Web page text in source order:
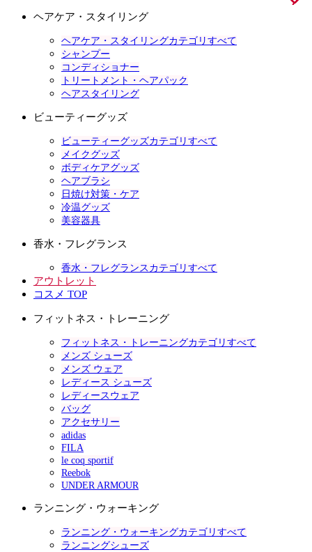
ヘアケア・スタイリング
ヘアケア・スタイリングカテゴリすべて
シャンプー
コンディショナー
トリートメント・ヘアパック
ヘアスタイリング
ビューティーグッズ
ビューティーグッズカテゴリすべて
メイクグッズ
ボディケアグッズ
ヘアブラシ
日焼け対策・ケア
冷温グッズ
美容器具
香水・フレグランス
香水・フレグランスカテゴリすべて
アウトレット
コスメ TOP
フィットネス・トレーニング
フィットネス・トレーニングカテゴリすべて
メンズ シューズ
メンズ ウェア
レディース シューズ
レディースウェア
バッグ
アクセサリー
adidas
FILA
le coq sportif
Reebok
UNDER ARMOUR
ランニング・ウォーキング
ランニング・ウォーキングカテゴリすべて
ランニングシューズ